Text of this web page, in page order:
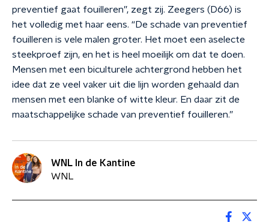
preventief gaat fouilleren”, zegt zij. Zeegers (D66) is
het volledig met haar eens. “De schade van preventief
fouilleren is vele malen groter. Het moet een aselecte
steekproef zijn, en het is heel moeilijk om dat te doen.
Mensen met een biculturele achtergrond hebben het
idee dat ze veel vaker uit die lijn worden gehaald dan
mensen met een blanke of witte kleur. En daar zit de
maatschappelijke schade van preventief fouilleren.”
WNL In de Kantine
WNL